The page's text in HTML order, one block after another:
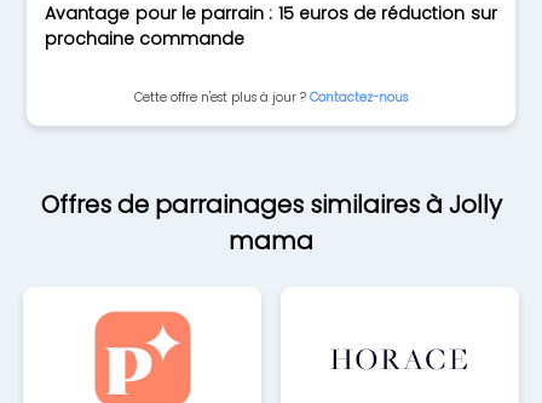
Avantage pour le parrain : 15 euros de réduction sur
prochaine commande
Cette offre n'est plus à jour ? Contactez-nous
Offres de parrainages similaires à Jolly
mama